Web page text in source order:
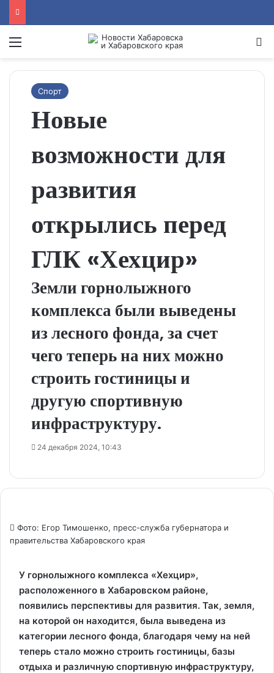
Menu
Спорт
Новые
возможности для
развития
открылись перед
ГЛК «Хехцир»
Земли горнолыжного
комплекса были выведены
из лесного фонда, за счет
чего теперь на них можно
строить гостиницы и
другую спортивную
инфраструктуру.
24 декабря 2024, 10:43
Фото: Егор Тимошенко, пресс-служба губернатора и
правительства Хабаровского края
У горнолыжного комплекса «Хехцир»,
расположенного в Хабаровском районе,
появились перспективы для развития. Так, земля,
на которой он находится, была выведена из
категории лесного фонда, благодаря чему на ней
теперь стало можно строить гостиницы, базы
отдыха и различную спортивную инфраструктуру,